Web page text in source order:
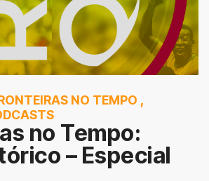
NO TEMPO ,
no Tempo:
– Especial